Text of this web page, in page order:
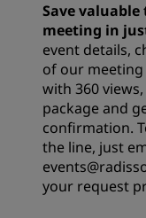
Save
meeting in
event details,
of our meeting
with 360
package and
confirmation.
the line, just
your request